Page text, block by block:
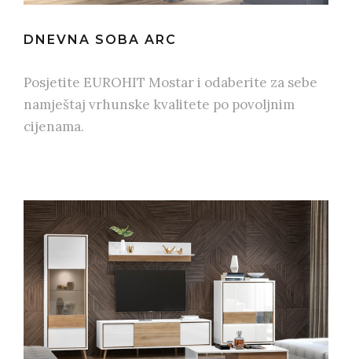
DNEVNA SOBA ARC
Posjetite EUROHIT Mostar i odaberite za sebe
namještaj vrhunske kvalitete po povoljnim
cijenama.